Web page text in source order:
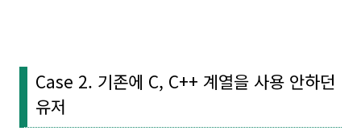
Case 2. 기존에 C, C++ 계열을 사용 안하던
유저